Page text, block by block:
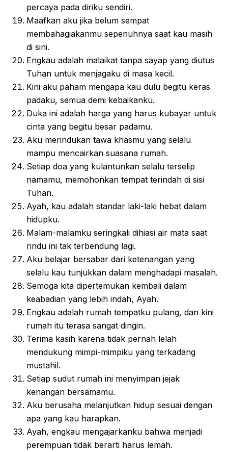
percaya pada diriku sendiri.
Maafkan aku jika belum sempat
membahagiakanmu sepenuhnya saat kau masih
di sini.
Engkau adalah malaikat tanpa sayap yang diutus
Tuhan untuk menjagaku di masa kecil.
Kini aku paham mengapa kau dulu begitu keras
padaku, semua demi kebaikanku.
Duka ini adalah harga yang harus kubayar untuk
cinta yang begitu besar padamu.
Aku merindukan tawa khasmu yang selalu
mampu mencairkan suasana rumah.
Setiap doa yang kulantunkan selalu terselip
namamu, memohonkan tempat terindah di sisi
Tuhan.
Ayah, kau adalah standar laki-laki hebat dalam
hidupku.
Malam-malamku seringkali dihiasi air mata saat
rindu ini tak terbendung lagi.
Aku belajar bersabar dari ketenangan yang
selalu kau tunjukkan dalam menghadapi masalah.
Semoga kita dipertemukan kembali dalam
keabadian yang lebih indah, Ayah.
Engkau adalah rumah tempatku pulang, dan kini
rumah itu terasa sangat dingin.
Terima kasih karena tidak pernah lelah
mendukung mimpi-mimpiku yang terkadang
mustahil.
Setiap sudut rumah ini menyimpan jejak
kenangan bersamamu.
Aku berusaha melanjutkan hidup sesuai dengan
apa yang kau harapkan.
Ayah, engkau mengajarkanku bahwa menjadi
perempuan tidak berarti harus lemah.